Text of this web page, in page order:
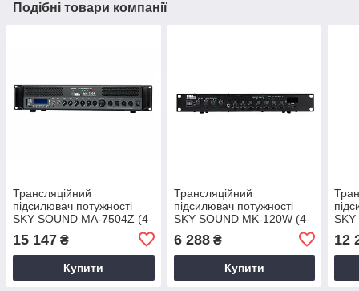
Подібні товари компанії
Трансляційний
підсилювач потужності
SKY SOUND MA-7504Z (4-
15 147 ₴
Купити
Трансляційний
підсилювач потужності
SKY SOUND MK-120W (4-
6 288₴
Купити
SKY
12